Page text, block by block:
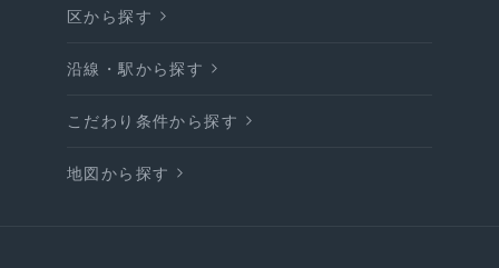
区から探す
沿線・駅から探す
こだわり条件から探す
地図から探す